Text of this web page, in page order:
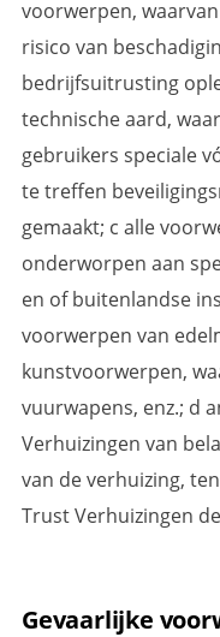
voorwerpen,
risico van
bedrijfsuitrusting
technische aard,
gebruikers speciale
te treffen
gemaakt; c alle
onderworpen aan
en of buitenlandse
voorwerpen van
kunstvoorwerpen,
vuurwapens, enz.; d
Verhuizingen van
van de verhuizing,
Trust Verhuizingen
Gevaarlijke